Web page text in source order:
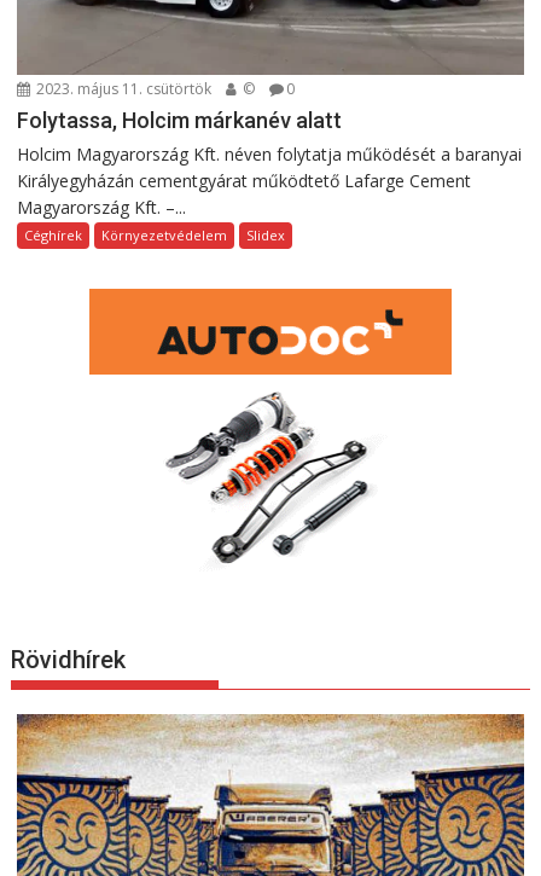
2023. május 11. csütörtök © 0
Folytassa, Holcim márkanév alatt
Holcim Magyarország Kft. néven folytatja működését a baranyai
Királyegyházán cementgyárat működtető Lafarge Cement
Magyarország Kft. –...
Céghírek Környezetvédelem Slidex
Rövidhírek